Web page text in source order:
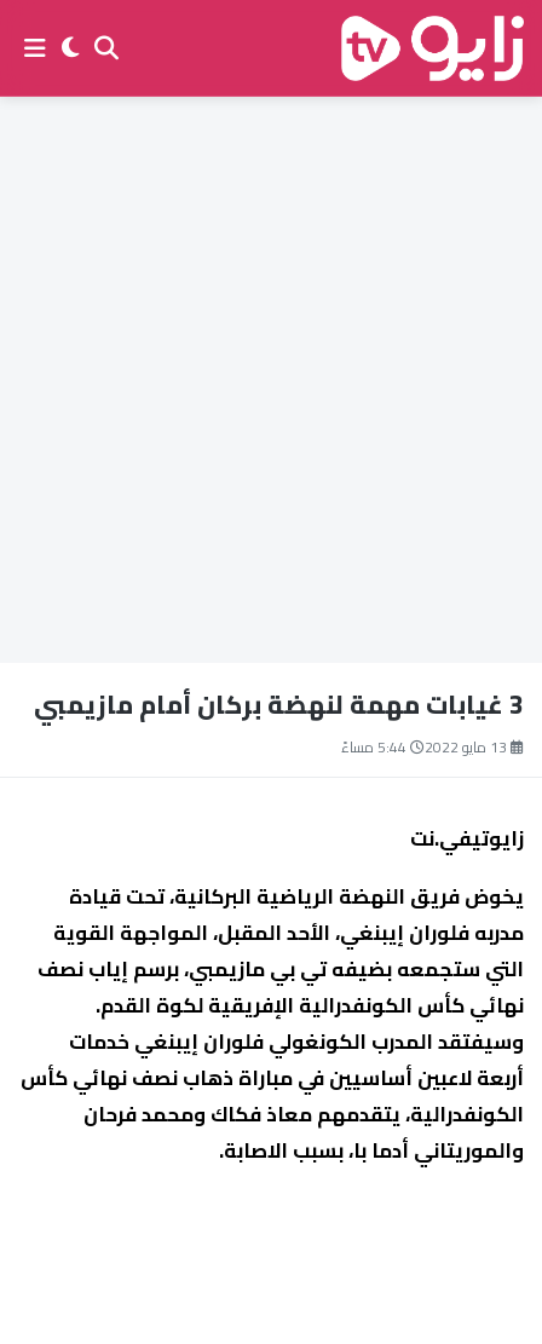
3 غيابات مهمة لنهضة بركان أمام مازيمبي
زايوتيفي.نت
يخوض فريق النهضة الرياضية البركانية، تحت قيادة
مدربه فلوران إيبنغي، الأحد المقبل، المواجهة القوية
التي ستجمعه بضيفه تي بي مازيمبي، برسم إياب نصف
نهائي كأس الكونفدرالية الإفريقية لكوة القدم.
وسيفتقد المدرب الكونغولي فلوران إيبنغي خدمات
أربعة لاعبين أساسيين في مباراة ذهاب نصف نهائي كأس
الكونفدرالية، يتقدمهم معاذ فكاك ومحمد فرحان
والموريتاني أدما با، بسبب الاصابة.